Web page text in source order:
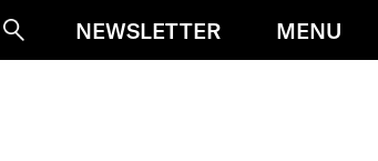
SucheNEWSLETTER MENU